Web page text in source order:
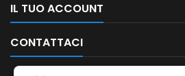
IL TUO ACCOUNT
CONTATTACI